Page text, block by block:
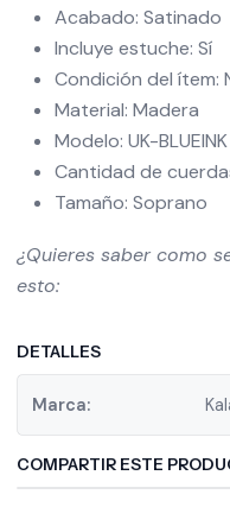
Acabado: Satinado
Incluye estuche: Sí
Condición del ítem:
Material: Madera
Modelo: UK-BLUEINK
Cantidad de
Tamaño: Soprano
¿Quieres saber como
esto:
DETALLES
Marca:
COMPARTIR ESTE